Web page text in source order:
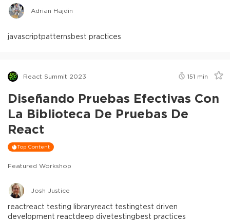
Adrian Hajdin
javascriptpatternsbest practices
React Summit 2023 151 min
Diseñando Pruebas Efectivas Con
La Biblioteca De Pruebas De
React
Top Content
Featured Workshop
Josh Justice
reactreact testing libraryreact testingtest driven
development reactdeep divetestingbest practices